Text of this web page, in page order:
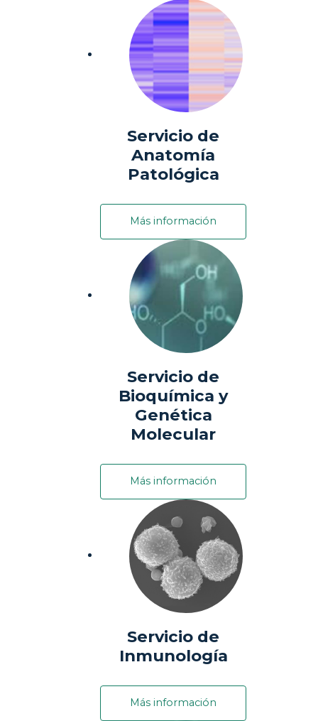
Servicio de
Anatomía
Patológica
Más información
Servicio de
Bioquímica y
Genética
Molecular
Más información
Servicio de
Inmunología
Más información